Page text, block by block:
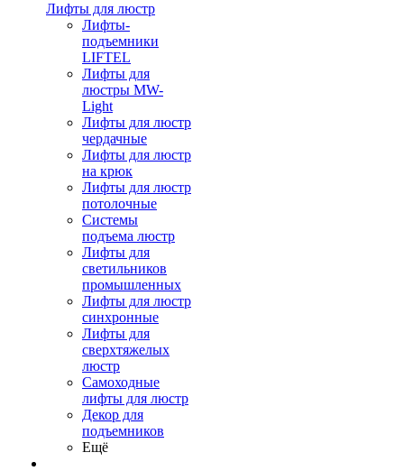
Лифты для люстр
Лифты-
подъемники
LIFTEL
Лифты для
люстры MW-
Light
Лифты для люстр
чердачные
Лифты для люстр
на крюк
Лифты для люстр
потолочные
Системы
подъема люстр
Лифты для
светильников
промышленных
Лифты для люстр
синхронные
Лифты для
сверхтяжелых
люстр
Самоходные
лифты для люстр
Декор для
подъемников
Ещё